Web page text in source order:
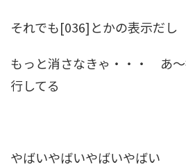
それでも[036]とかの表示だし
もっと消さなきゃ・・・ あ
行してる
やばいやばいやばいやばい